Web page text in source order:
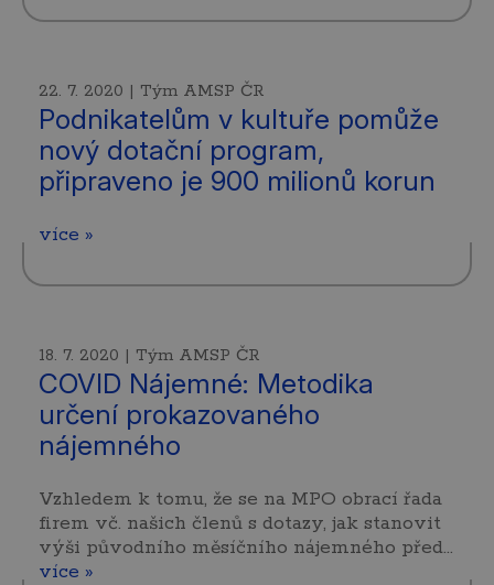
22. 7. 2020 | Tým AMSP ČR
Podnikatelům v kultuře pomůže
nový dotační program,
připraveno je 900 milionů korun
více »
18. 7. 2020 | Tým AMSP ČR
COVID Nájemné: Metodika
určení prokazovaného
nájemného
Vzhledem k tomu, že se na MPO obrací řada
firem vč. našich členů s dotazy, jak stanovit
výši původního měsíčního nájemného před…
více »